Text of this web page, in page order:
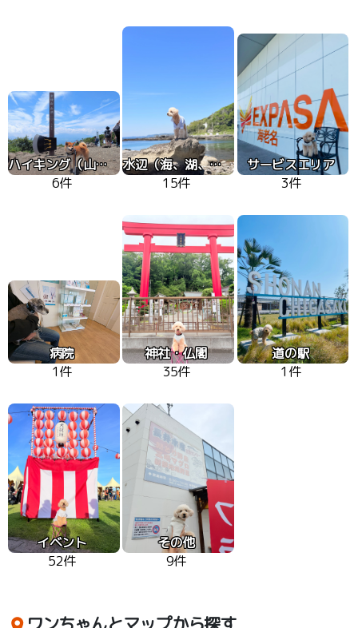
ハイキング（山、高原）
6件
水辺（海、湖、川）
15件
サービスエリア
3件
病院
1件
神社・仏閣
35件
道の駅
1件
イベント
52件
その他
9件